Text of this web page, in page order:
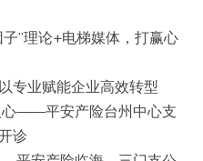
”理论+电梯媒体，打赢心
专业赋能企业高效转型
心——平安产险台州中心支
诊